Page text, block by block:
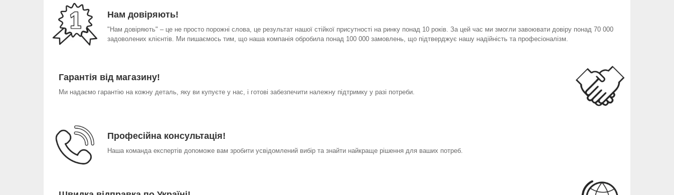
Нам довіряють!
"Нам довіряють" – це не просто порожні слова, це результат нашої стійкої присутності на ринку понад 10 років. За цей час ми змогли завоювати довіру понад 70 000
задоволених клієнтів. Ми пишаємось тим, що наша компанія обробила понад 100 000 замовлень, що підтверджує нашу надійність та професіоналізм.
Гарантія від магазину!
Ми надаємо гарантію на кожну деталь, яку ви купуєте у нас, і готові забезпечити належну підтримку у разі потреби.
Професійна консультація!
Наша команда експертів допоможе вам зробити усвідомлений вибір та знайти найкраще рішення для ваших потреб.